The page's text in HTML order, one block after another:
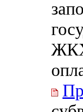
ЖКХ